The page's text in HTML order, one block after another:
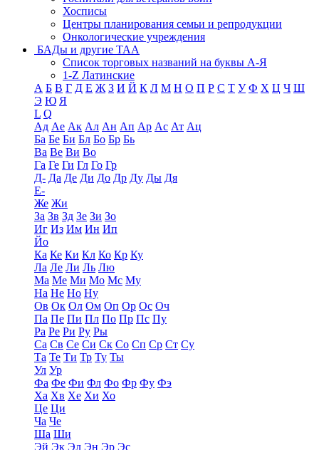
Хосписы
Центры планирования семьи и репродукции
Онкологические учреждения
БАДы и другие ТАА
Список торговых названий на буквы А-Я
1-Z Латинские
А Б В Г Д Е Ж З И Й К Л М Н О П Р С Т У Ф Х Ц Ч Ш
Э Ю Я
L Q
Ад Ае Ак Ал Ан Ап Ар Ас Ат Ац
Ба Бе Би Бл Бо Бр Бь
Ва Ве Ви Во
Га Ге Ги Гл Го Гр
Д- Да Де Ди До Др Ду Ды Дя
Е-
Же Жи
За Зв Зд Зе Зи Зо
Иг Из Им Ин Ип
Йо
Ка Ке Ки Кл Ко Кр Ку
Ла Ле Ли Ль Лю
Ма Ме Ми Мо Мс Му
На Не Но Ну
Ов Ок Ол Ом Оп Ор Ос Оч
Па Пе Пи Пл По Пр Пс Пу
Ра Ре Ри Ру Ры
Са Св Се Си Ск Со Сп Ср Ст Су
Та Те Ти Тр Ту Ты
Ул Ур
Фа Фе Фи Фл Фо Фр Фу Фэ
Ха Хв Хе Хи Хо
Це Ци
Ча Че
Ша Ши
Эй Эк Эл Эн Эр Эс